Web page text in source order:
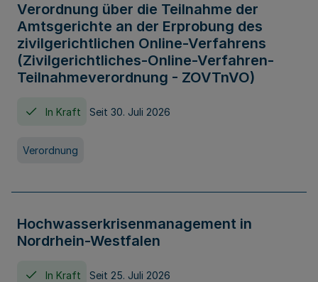
Verordnung über die Teilnahme der
Amtsgerichte an der Erprobung des
zivilgerichtlichen Online-Verfahrens
(Zivilgerichtliches-Online-Verfahren-
Teilnahmeverordnung - ZOVTnVO)
In Kraft Seit 30. Juli 2026
Verordnung
Hochwasserkrisenmanagement in
Nordrhein-Westfalen
In Kraft Seit 25. Juli 2026